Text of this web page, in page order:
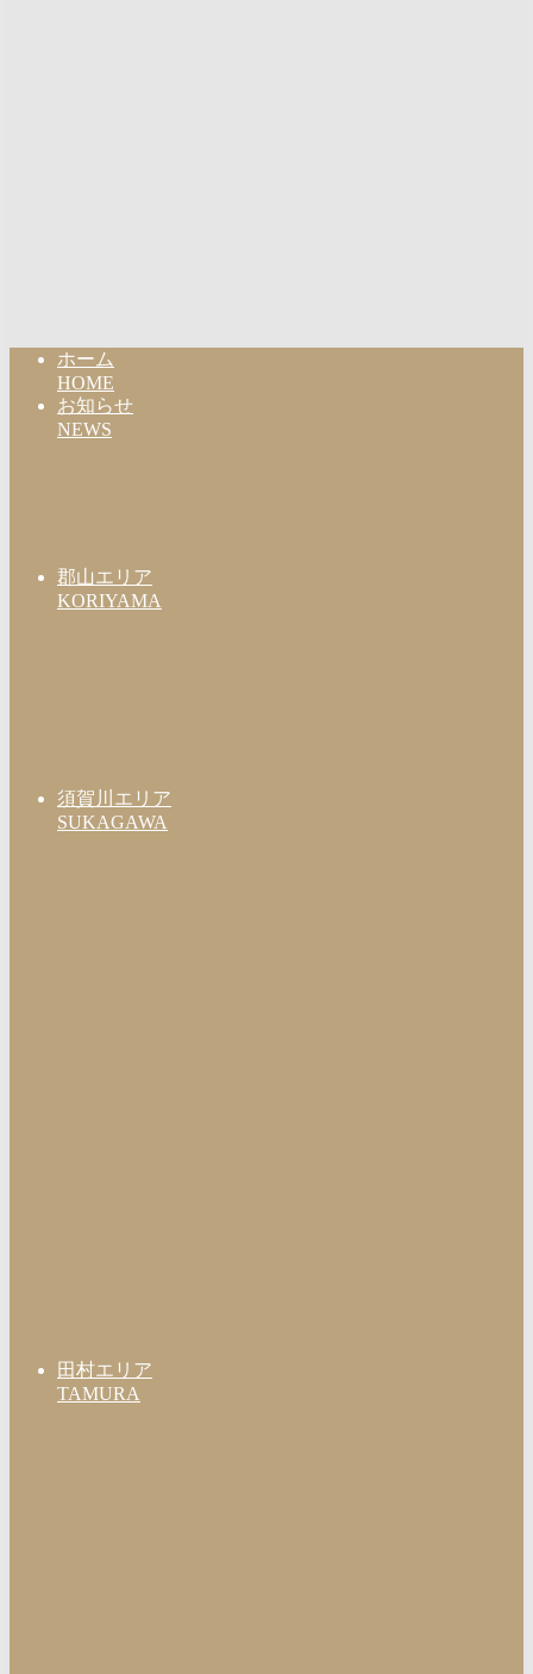
ホーム
HOME
お知らせ
NEWS
郡山エリア
KORIYAMA
須賀川エリア
SUKAGAWA
田村エリア
TAMURA